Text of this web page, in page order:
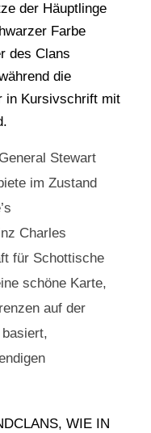
der Häuptlinge
Farbe
des Clans
die
in Kursivschrift mit
Stewart
im Zustand
Charles
für Schottische
schöne Karte,
auf der
WIE IN